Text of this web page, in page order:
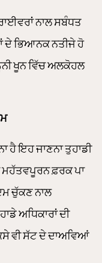
ਨਾਲ ਸਬੰਧਤ
ਦੇ ਭਿਆਨਕ ਨਤੀਜੇ ਹੋ
ਖੂਨ ਵਿੱਚ ਅਲਕੋਹਲ
ਹੈ ਇਹ ਜਾਣਨਾ ਤੁਹਾਡੀ
ਮਹੱਤਵਪੂਰਨ ਫ਼ਰਕ ਪਾ
ਚੁੱਕਣ ਨਾਲ
ਅਧਿਕਾਰਾਂ ਦੀ
ਵੀ ਸੱਟ ਦੇ ਦਾਅਵਿਆਂ